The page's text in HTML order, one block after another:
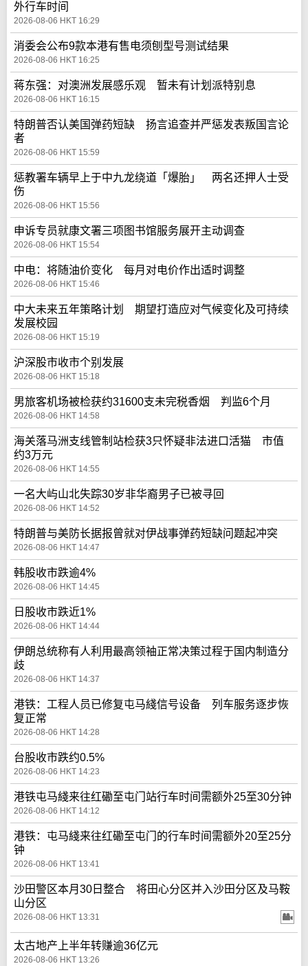
外行车时间
2026-08-06 HKT 16:29
消委会公布9款本港有售电须刨型号测试结果
2026-08-06 HKT 16:25
蒋东强：对澳洲发展感乐观 暂未有计划派特别息
2026-08-06 HKT 16:15
特朗普否认美国弹药短缺 扬言追查并严惩发表叛国言论
者
2026-08-06 HKT 15:59
惩教署车辆早上于中九龙绕道「爆胎」 两名还押人士受
伤
2026-08-06 HKT 15:56
申诉专员就康文署三项图书馆服务展开主动调查
2026-08-06 HKT 15:54
中电：将随油价变化 每月对电价作出适时调整
2026-08-06 HKT 15:46
中大未来五年策略计划 期望打造应对气候变化及可持续
发展校园
2026-08-06 HKT 15:19
沪深股市收市个别发展
2026-08-06 HKT 15:18
男旅客机场被检获约31600支未完税香烟 判监6个月
2026-08-06 HKT 14:58
海关落马洲支线管制站检获3只怀疑非法进口活猫 市值
约3万元
2026-08-06 HKT 14:55
一名大屿山北失踪30岁非华裔男子已被寻回
2026-08-06 HKT 14:52
特朗普与美防长据报曾就对伊战事弹药短缺问题起冲突
2026-08-06 HKT 14:47
韩股收市跌逾4%
2026-08-06 HKT 14:45
日股收市跌近1%
2026-08-06 HKT 14:44
伊朗总统称有人利用最高领袖正常决策过程于国内制造分
歧
2026-08-06 HKT 14:37
港铁：工程人员已修复屯马綫信号设备 列车服务逐步恢
复正常
2026-08-06 HKT 14:28
台股收市跌约0.5%
2026-08-06 HKT 14:23
港铁屯马綫来往红磡至屯门站行车时间需额外25至30分钟
2026-08-06 HKT 14:12
港铁：屯马綫来往红磡至屯门的行车时间需额外20至25分
钟
2026-08-06 HKT 13:41
沙田警区本月30日整合 将田心分区并入沙田分区及马鞍
山分区
2026-08-06 HKT 13:31
太古地产上半年转赚逾36亿元
2026-08-06 HKT 13:26